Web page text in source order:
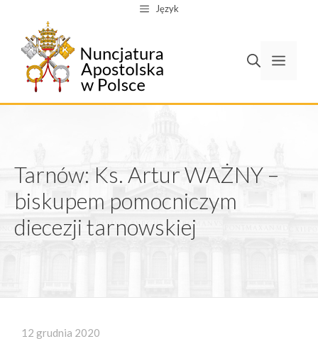
treści
Język
Tarnów: Ks. Artur WAŻNY –
biskupem pomocniczym
diecezji tarnowskiej
12 grudnia 2020